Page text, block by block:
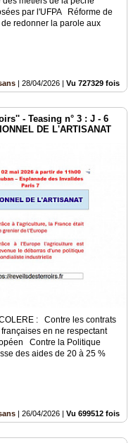
par l'UFPA Réforme de
redonner la parole aux
| 28/04/2026 | Vu 727329 fois
- Teasing n° 3 : J - 6
DE L'ARTISANAT
: Contre les contrats
en ne respectant
Contre la Politique
des aides de 20 à 25 %
| 26/04/2026 | Vu 699512 fois